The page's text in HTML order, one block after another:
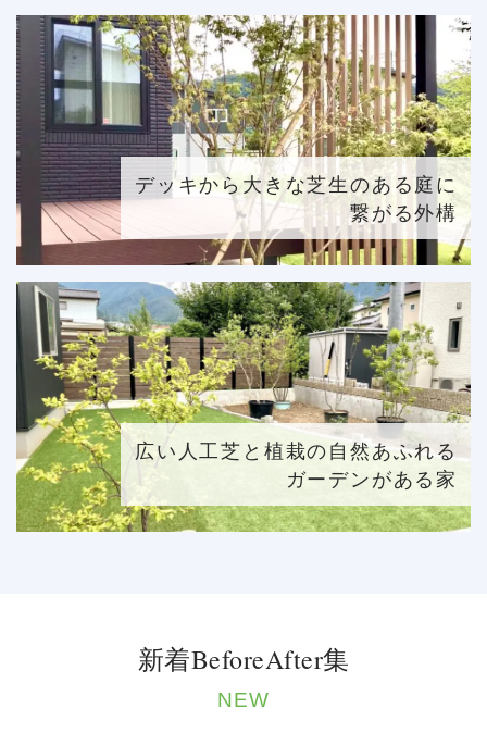
デッキから大きな芝生のある庭に
繋がる外構
広い人工芝と植栽の自然あふれる
ガーデンがある家
新着BeforeAfter集
NEW